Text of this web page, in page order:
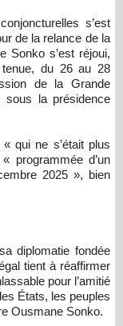
s’est
de la relance de la
Sonko s’est réjoui,
du 26 au 28
de la Grande
la présidence
qui ne s’était plus
programmée d’un
2025 », bien
diplomatie fondée
tient à réaffirmer
pour l’amitié
États, les peuples
Ousmane Sonko.